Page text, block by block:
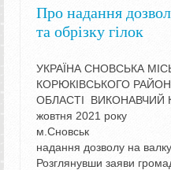
Про надання
та обрізку гілок
УКРАЇНА СНОВСЬКА
КОРЮКІВСЬКОГО
ОБЛАСТІ ВИКОНАВЧИЙ
жовтня 2021
м.Сновськ
надання дозволу на валку
Розглянувши заяви